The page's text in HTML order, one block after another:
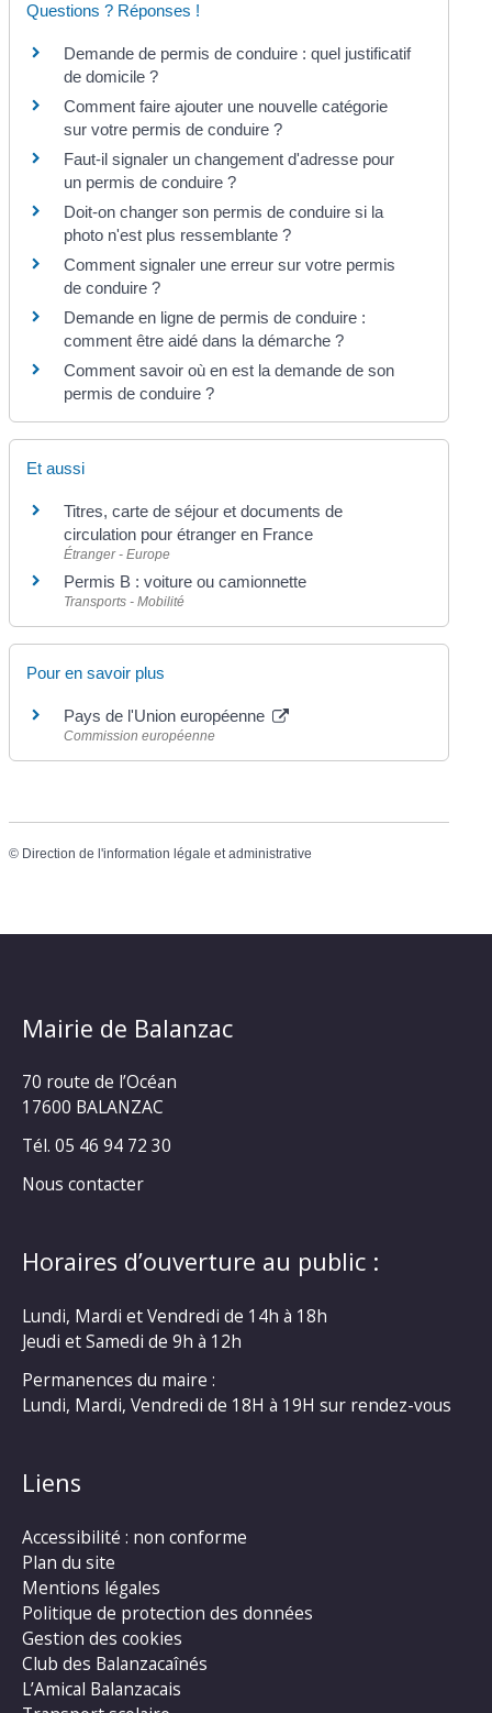
Questions ? Réponses !
Demande de permis de conduire : quel justificatif
de domicile ?
Comment faire ajouter une nouvelle catégorie
sur votre permis de conduire ?
Faut-il signaler un changement d'adresse pour
un permis de conduire ?
Doit-on changer son permis de conduire si la
photo n'est plus ressemblante ?
Comment signaler une erreur sur votre permis
de conduire ?
Demande en ligne de permis de conduire :
comment être aidé dans la démarche ?
Comment savoir où en est la demande de son
permis de conduire ?
Et aussi
Titres, carte de séjour et documents de
circulation pour étranger en France
Étranger - Europe
Permis B : voiture ou camionnette
Transports - Mobilité
Pour en savoir plus
Pays de l'Union européenne
Commission européenne
© Direction de l'information légale et administrative
Mairie de Balanzac
70 route de l’Océan
17600 BALANZAC
Tél. 05 46 94 72 30
Nous contacter
Horaires d’ouverture au public :
Lundi, Mardi et Vendredi de 14h à 18h
Jeudi et Samedi de 9h à 12h
Permanences du maire :
Lundi, Mardi, Vendredi de 18H à 19H sur rendez-vous
Liens
Accessibilité : non conforme
Plan du site
Mentions légales
Politique de protection des données
Gestion des cookies
Club des Balanzacaînés
L’Amical Balanzacais